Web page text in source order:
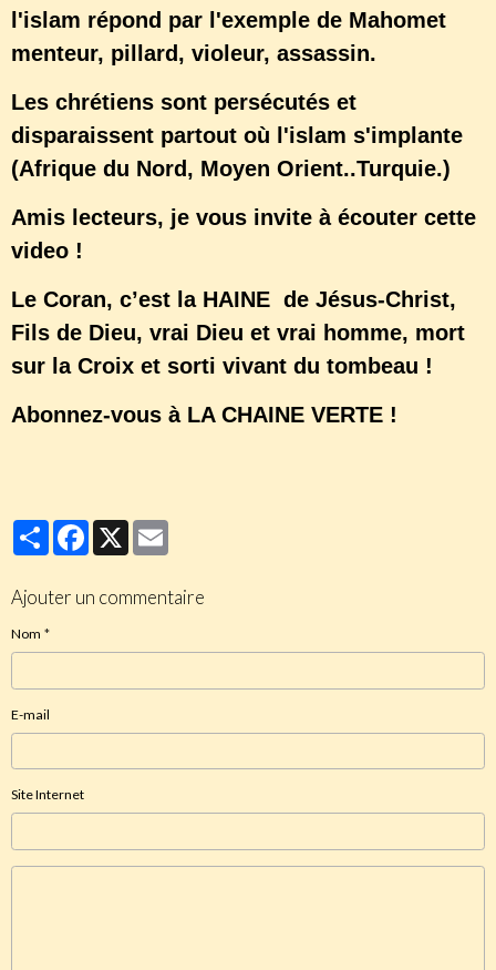
l'islam répond par l'exemple de Mahomet
menteur, pillard, violeur, assassin.
Les chrétiens sont persécutés et
disparaissent partout où l'islam s'implante
(Afrique du Nord, Moyen Orient..Turquie.)
Amis lecteurs, je vous invite à écouter cette
video !
Le Coran, c’est la HAINE de Jésus-Christ,
Fils de Dieu, vrai Dieu et vrai homme, mort
sur la Croix et sorti vivant du tombeau !
Abonnez-vous à LA CHAINE VERTE !
PartagerFacebook
X
Ajouter un commentaire
Nom
E-mail
Site Internet